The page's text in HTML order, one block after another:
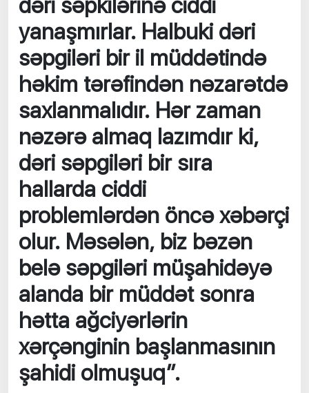
dəri səpkilərinə ciddi
yanaşmırlar. Halbuki dəri
səpgiləri bir il müddətində
həkim tərəfindən nəzarətdə
saxlanmalıdır. Hər zaman
nəzərə almaq lazımdır ki,
dəri səpgiləri bir sıra
hallarda ciddi
problemlərdən öncə xəbərçi
olur. Məsələn, biz bəzən
belə səpgiləri müşahidəyə
alanda bir müddət sonra
hətta ağciyərlərin
xərçənginin başlanmasının
şahidi olmuşuq”.